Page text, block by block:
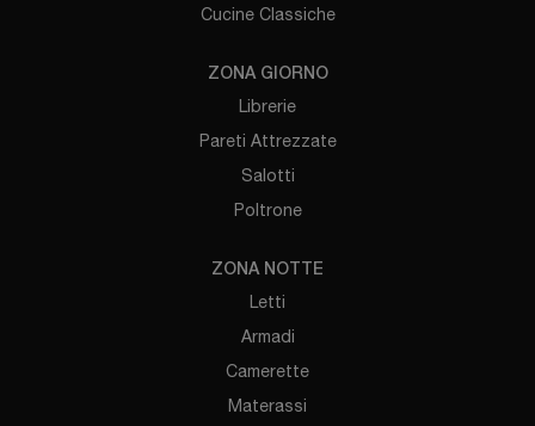
Cucine Classiche
ZONA GIORNO
Librerie
Pareti Attrezzate
Salotti
Poltrone
ZONA NOTTE
Letti
Armadi
Camerette
Materassi